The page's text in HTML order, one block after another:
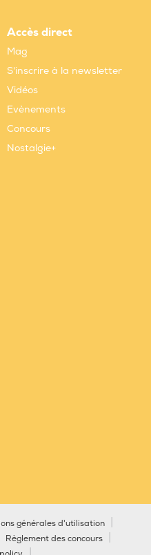
Accès direct
Mag
S'inscrire à la newsletter
Vidéos
Evènements
Concours
Nostalgie+
générales d'utilisation
Règlement des concours